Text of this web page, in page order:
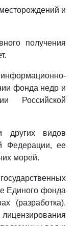
и
получения
фонда недр и
Российской
других видов
Федерации, ее
морей.
Единого фонда
(разработка),